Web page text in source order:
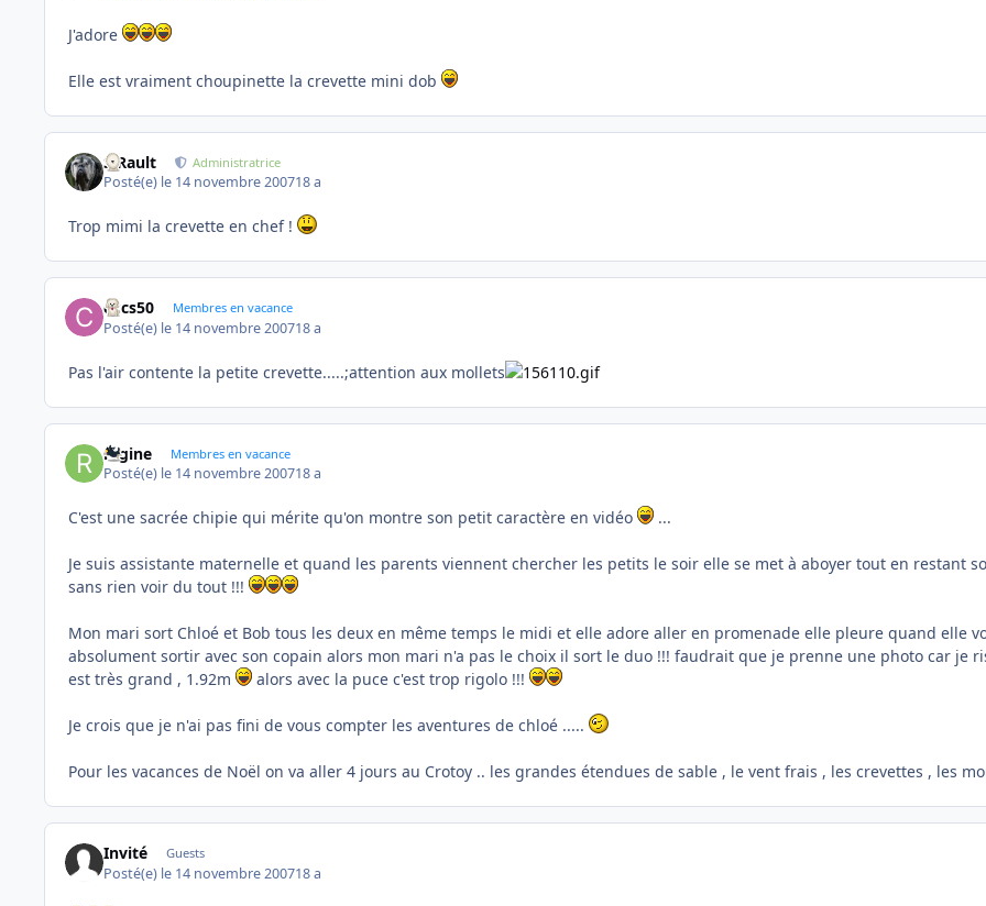
J'adore
Elle est vraiment choupinette la crevette mini dob
S.Rault Administratrice
Posté(e) le 14 novembre 200718 a
Trop mimi la crevette en chef !
ckcs50 Membres en vacance
Posté(e) le 14 novembre 200718 a
Pas l'air contente la petite crevette.....;attention aux mollets
regine Membres en vacance
Posté(e) le 14 novembre 200718 a
C'est une sacrée chipie qui mérite qu'on montre son petit caractère en vidéo ...
Je suis assistante maternelle et quand les parents viennent chercher les petits le soir elle se met à aboyer tout en restant
sans rien voir du tout !!!
Mon mari sort Chloé et Bob tous les deux en même temps le midi et elle adore aller en promenade elle pleure quand elle
absolument sortir avec son copain alors mon mari n'a pas le choix il sort le duo !!! faudrait que je prenne une photo car je
est très grand , 1.92m
alors avec la puce c'est trop rigolo !!!
Je crois que je n'ai pas fini de vous compter les aventures de chloé .....
Pour les vacances de Noël on va aller 4 jours au Crotoy .. les grandes étendues de sable , le vent frais , les crevettes , les
Invité Guests
Posté(e) le 14 novembre 200718 a